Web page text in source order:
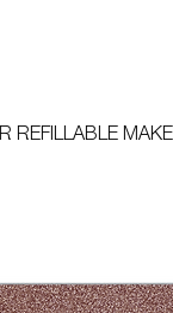
REFILLABLE